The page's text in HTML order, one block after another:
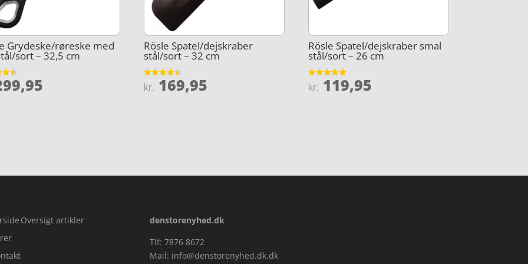
Grydeske/røreske med
sort – 32,5 cm
Rösle Spatel/dejskraber
stål/sort – 32 cm
Vurderet
4.3
kr. 169,95
Rösle Spatel/dejskraber smal
stål/sort – 26 cm
Vurderet
4.9
kr. 119,95
Oversigt artikler
denstorenyhed.dk
Tlf: 7876 8672
Mail: info@denstorenyhed.dk.dk